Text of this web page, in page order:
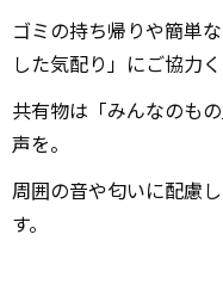
ゴミの持ち帰りや簡単
した気配り」にご協力く
共有物は「みんなのも
声を。
周囲の音や匂いに配慮
す。